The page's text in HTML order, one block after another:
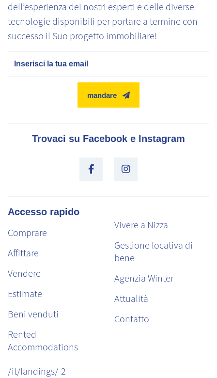
dell’esperienza dei nostri esperti e delle diverse
tecnologie disponibili per portare a termine con
successo il Suo progetto immobiliare!
mandare
Trovaci su Facebook e Instagram
Accesso rapido
Comprare
Affittare
Vendere
Estimate
Beni venduti
Rented
Accommodations
Vivere a Nizza
Gestione locativa di
bene
Agenzia Winter
Attualità
Contatto
/it/landings/-2